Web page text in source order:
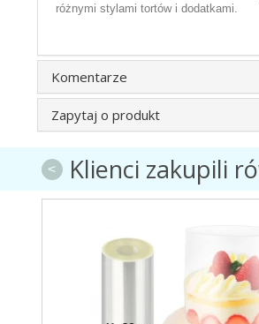
różnymi stylami tortów i dodatkami.
Komentarze
Zapytaj o produkt
Klienci zakupili
<